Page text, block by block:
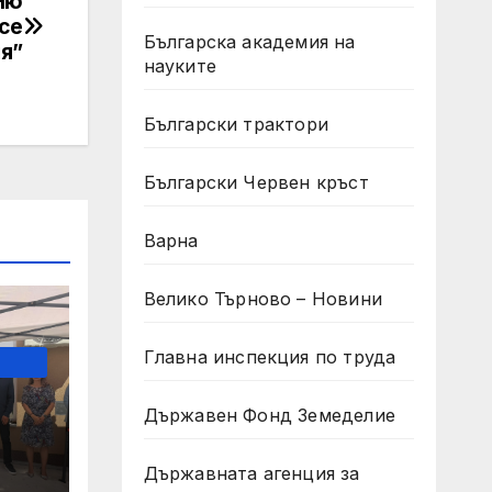
Българска академия на
науките
Български трактори
Български Червен кръст
Варна
Велико Търново – Новини
Главна инспекция по труда
Държавен Фонд Земеделие
Държавната агенция за